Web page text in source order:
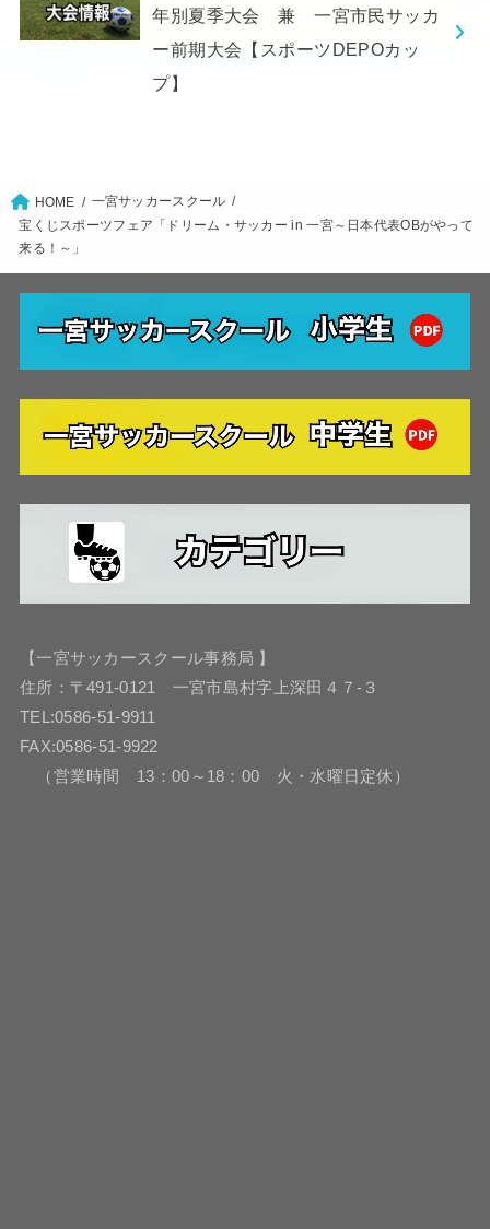
年別夏季大会 兼 一宮市民サッカ
ー前期大会【スポーツDEPOカッ
プ】
HOME
一宮サッカースクール
宝くじスポーツフェア「ドリーム・サッカー in 一宮～日本代表OBがやって
来る！～」
【一宮サッカースクール事務局 】
住所：〒491-0121 一宮市島村字上深田４７-３
TEL:0586-51-9911
FAX:0586-51-9922
（営業時間 13：00～18：00 火・水曜日定休）